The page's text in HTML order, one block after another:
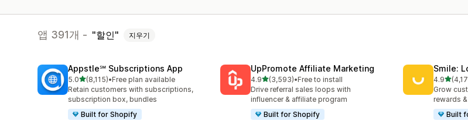
앱 391개 - 할인 지우기
Appstle℠ Subscriptions App
5.0별 5개 중
(8,115)
총 리뷰 8115개
•Free plan available
Retain customers with subscriptions,
subscription box, bundles
Built for Shopify
UpPromote Affiliate Marketing
4.9별 5개 중
(3,593)
총 리뷰 3593개
•Free to install
Drive referral sales loops with
influencer & affiliate program
Built for Shopify
Smile:
4.9별 5개
총 리뷰
Grow
rewards
Built